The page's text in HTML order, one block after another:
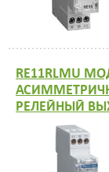
RE11RLMU
РЕЛЕЙНЫЙ